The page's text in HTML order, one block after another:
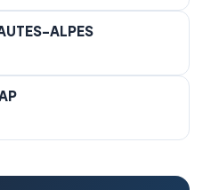
ALPES